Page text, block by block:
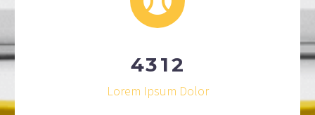
4312
Lorem Ipsum Dolor